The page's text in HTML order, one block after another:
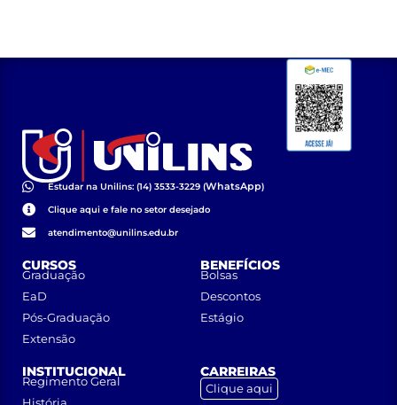
Estudar na Unilins: (14) 3533-3229 (WhatsApp)
Clique aqui e fale no setor desejado
atendimento@unilins.edu.br
CURSOS
Graduação
EaD
Pós-Graduação
Extensão
BENEFÍCIOS
Bolsas
Descontos
Estágio
INSTITUCIONAL
Regimento Geral
CARREIRAS
Clique aqui